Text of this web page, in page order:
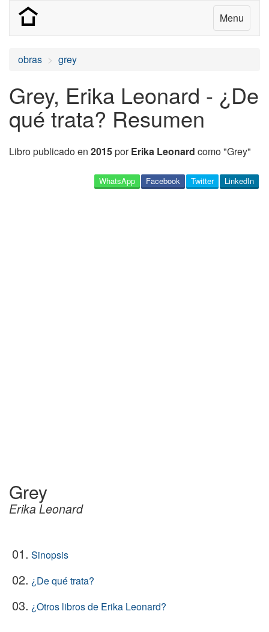
Menu
obras grey
Grey, Erika Leonard - ¿De
qué trata? Resumen
Libro publicado en 2015porErika Leonard como "Grey"
LinkedIn
Twitter
Facebook
WhatsApp
Grey
Erika Leonard
01. Sinopsis
02. ¿De qué trata?
03. ¿Otros libros de Erika Leonard?